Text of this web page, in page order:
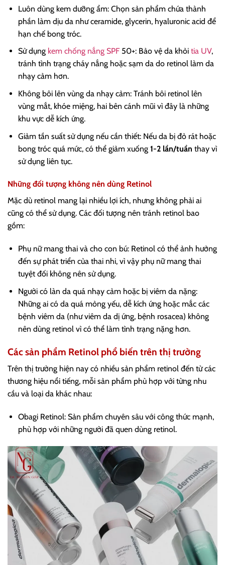
Luôn dùng kem dưỡng ẩm: Chọn sản phẩm chứa thành
phần làm dịu da như ceramide, glycerin, hyaluronic acid để
hạn chế bong tróc.
Sử dụng kem chống nắng SPF50+: Bảo vệ da khỏi tia UV,
tránh tình trạng cháy nắng hoặc sạm da do retinol làm da
nhạy cảm hơn.
Không bôi lên vùng da nhạy cảm: Tránh bôi retinol lên
vùng mắt, khóe miệng, hai bên cánh mũi vì đây là những
khu vực dễ kích ứng.
Giảm tần suất sử dụng nếu cần thiết: Nếu da bị đỏ rát hoặc
bong tróc quá mức, có thể giảm xuống 1-2 lần/tuần thay vì
sử dụng liên tục.
Những đối tượng không nên dùng Retinol
Mặc dù retinol mang lại nhiều lợi ích, nhưng không phải ai
cũng có thể sử dụng. Các đối tượng nên tránh retinol bao
gồm:
Phụ nữ mang thai và cho con bú: Retinol có thể ảnh hưởng
đến sự phát triển của thai nhi, vì vậy phụ nữ mang thai
tuyệt đối không nên sử dụng.
Người có làn da quá nhạy cảm hoặc bị viêm da nặng:
Những ai có da quá mỏng yếu, dễ kích ứng hoặc mắc các
bệnh viêm da (như viêm da dị ứng, bệnh rosacea) không
nên dùng retinol vì có thể làm tình trạng nặng hơn.
Các sản phẩm Retinol phổ biến trên thị trường
Trên thị trường hiện nay có nhiều sản phẩm retinol đến từ các
thương hiệu nổi tiếng, mỗi sản phẩm phù hợp với từng nhu
cầu và loại da khác nhau:
Obagi Retinol: Sản phẩm chuyên sâu với công thức mạnh,
phù hợp với những người đã quen dùng retinol.